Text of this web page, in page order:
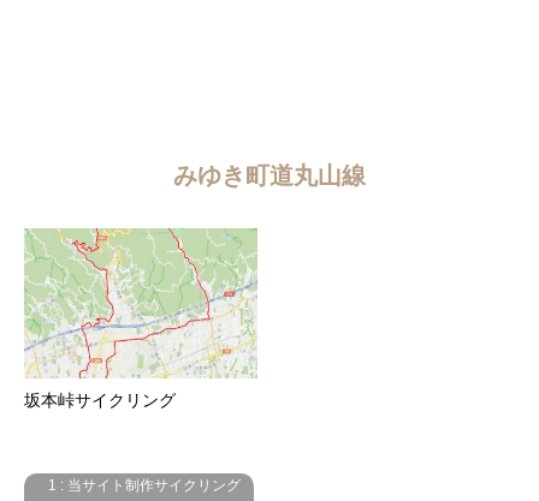
みゆき町道丸山線
坂本峠サイクリング
1 : 当サイト制作サイクリング